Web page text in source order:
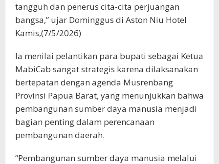
tangguh dan penerus cita-cita perjuangan
bangsa,” ujar Dominggus di Aston Niu Hotel
Kamis,(7/5/2026)
Ia menilai pelantikan para bupati sebagai Ketua
MabiCab sangat strategis karena dilaksanakan
bertepatan dengan agenda Musrenbang
Provinsi Papua Barat, yang menunjukkan bahwa
pembangunan sumber daya manusia menjadi
bagian penting dalam perencanaan
pembangunan daerah.
“Pembangunan sumber daya manusia melalui